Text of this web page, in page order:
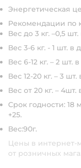
Энергетическая
Рекомендации по
Вес до 3 кг. –0,5
Вес 3-6 кг. - 1 шт. в
Вес 6-12 кг. – 2 шт.
Вес 12-20 кг. – 3 шт.
Вес от 20 кг. – 4шт.
Срок годности: 18
+25.
Вес:90г.
Цены в интернет-
от розничных